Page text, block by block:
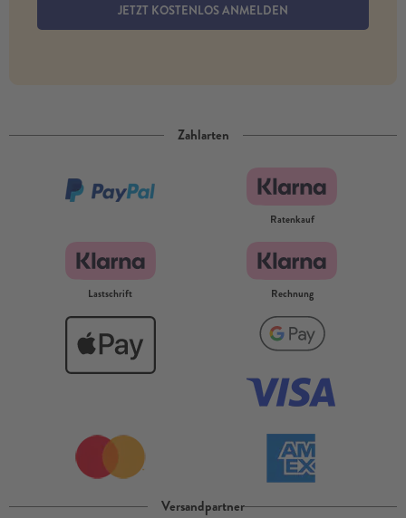
JETZT KOSTENLOS ANMELDEN
Zahlarten
Ratenkauf
Lastschrift Rechnung
Versandpartner